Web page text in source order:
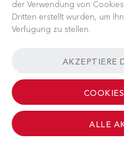
©
der Verwendung von
Dritten erstellt wurden, um
Verfügung zu stellen.
AKZEPTIERE
ALLE